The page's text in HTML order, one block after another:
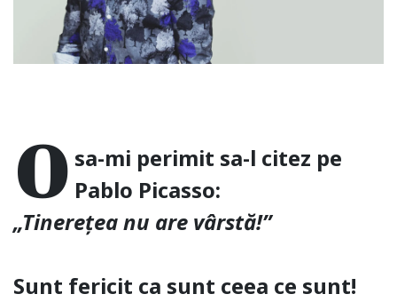
O sa-mi perimit sa-l citez pe
Pablo Picasso:
„Tinereţea nu are vârstă!”
Sunt fericit ca sunt ceea ce sunt!